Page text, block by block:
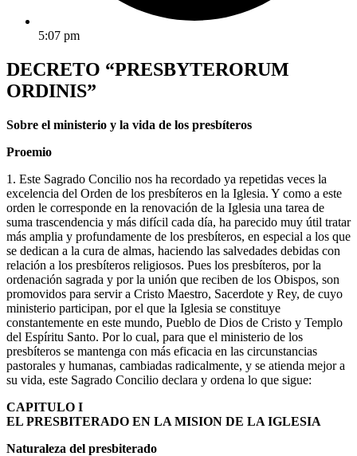
5:07 pm
DECRETO “PRESBYTERORUM
ORDINIS”
Sobre el ministerio y la vida de los presbíteros
Proemio
1. Este Sagrado Concilio nos ha recordado ya repetidas veces la
excelencia del Orden de los presbíteros en la Iglesia. Y como a este
orden le corresponde en la renovación de la Iglesia una tarea de
suma trascendencia y más difícil cada día, ha parecido muy útil tratar
más amplia y profundamente de los presbíteros, en especial a los que
se dedican a la cura de almas, haciendo las salvedades debidas con
relación a los presbíteros religiosos. Pues los presbíteros, por la
ordenación sagrada y por la unión que reciben de los Obispos, son
promovidos para servir a Cristo Maestro, Sacerdote y Rey, de cuyo
ministerio participan, por el que la Iglesia se constituye
constantemente en este mundo, Pueblo de Dios de Cristo y Templo
del Espíritu Santo. Por lo cual, para que el ministerio de los
presbíteros se mantenga con más eficacia en las circunstancias
pastorales y humanas, cambiadas radicalmente, y se atienda mejor a
su vida, este Sagrado Concilio declara y ordena lo que sigue:
CAPITULO I
EL PRESBITERADO EN LA MISION DE LA IGLESIA
Naturaleza del presbiterado